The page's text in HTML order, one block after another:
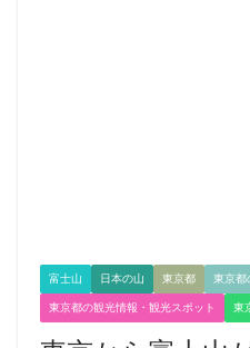
富士山 日本の山 東京都 東京都
東京都の観光情報・観光スポット 東